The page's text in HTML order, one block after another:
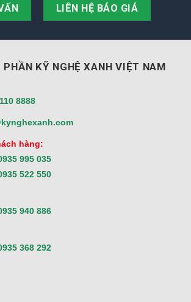
LIÊN HỆ BÁO GIÁ
PHẦN KỸ NGHỆ XANH VIỆT NAM
8888
hàng:
995 035
522 550
940 886
368 292